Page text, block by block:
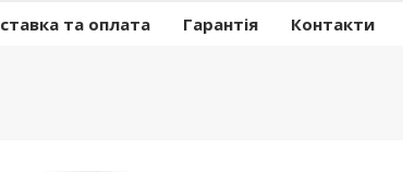
та оплата Гарантія Контакти